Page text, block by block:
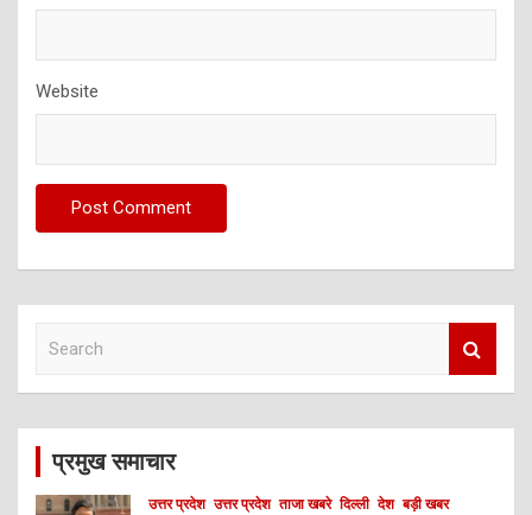
Website
c
प्रमुख समाचार
उत्तर प्रदेश उत्तर प्रदेश ताजा खबरे दिल्ली देश बड़ी खबर